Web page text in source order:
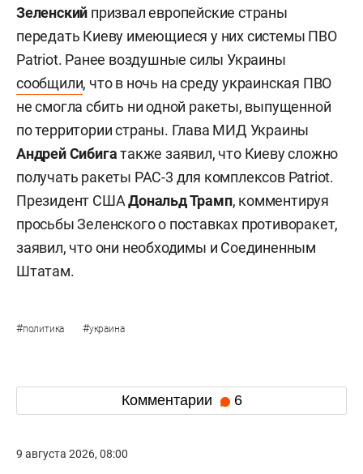
Зеленский призвал европейские страны
передать Киеву имеющиеся у них системы ПВО
Patriot. Ранее воздушные силы Украины
сообщили, что в ночь на среду украинская ПВО
не смогла сбить ни одной ракеты, выпущенной
по территории страны. Глава МИД Украины
Андрей Сибигатакже заявил, что Киеву сложно
получать ракеты PAC-3 для комплексов Patriot.
Президент СШАДональд Трамп, комментируя
просьбы Зеленского о поставках противоракет,
заявил, что они необходимы и Соединенным
Штатам.
#политика #украина
Комментарии 6
9 августа 2026, 08:00